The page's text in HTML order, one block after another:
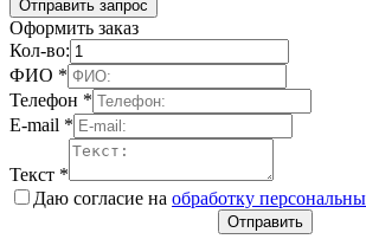
Отправить запрос
Оформить заказ
Кол-во:
ФИО *
Телефон *
E-mail *
Текст *
Даю согласие на обработку
Отправить